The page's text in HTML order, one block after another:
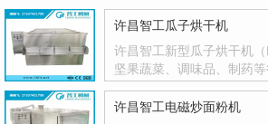
许昌智工瓜子烘干机
许昌智工新型瓜子烘干机
坚果蔬菜、调味品、制药
保，智能控温，温度控制
功能，不···
许昌智工电磁炒面粉机